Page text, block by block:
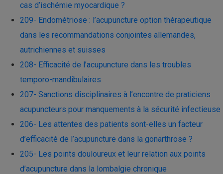
cas d’ischémie myocardique ?
209- Endométriose : l’acupuncture option thérapeutique
dans les recommandations conjointes allemandes,
autrichiennes et suisses
208- Efficacité de l’acupuncture dans les troubles
temporo-mandibulaires
207- Sanctions disciplinaires à l’encontre de praticiens
acupuncteurs pour manquements à la sécurité infectieuse
206- Les attentes des patients sont-elles un facteur
d’efficacité de l’acupuncture dans la gonarthrose ?
205- Les points douloureux et leur relation aux points
d’acupuncture dans la lombalgie chronique